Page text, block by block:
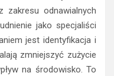
zakresu odnawialnych
jako specjaliści
jest identyfikacja i
zmniejszyć zużycie
na środowisko. To